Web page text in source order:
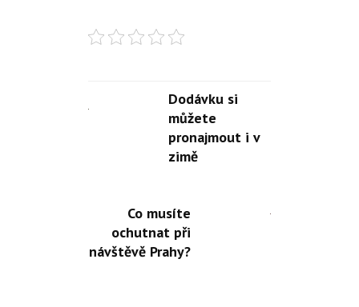
Dodávku si
můžete
pronajmout i v
zimě
Co musíte
ochutnat při
návštěvě Prahy?